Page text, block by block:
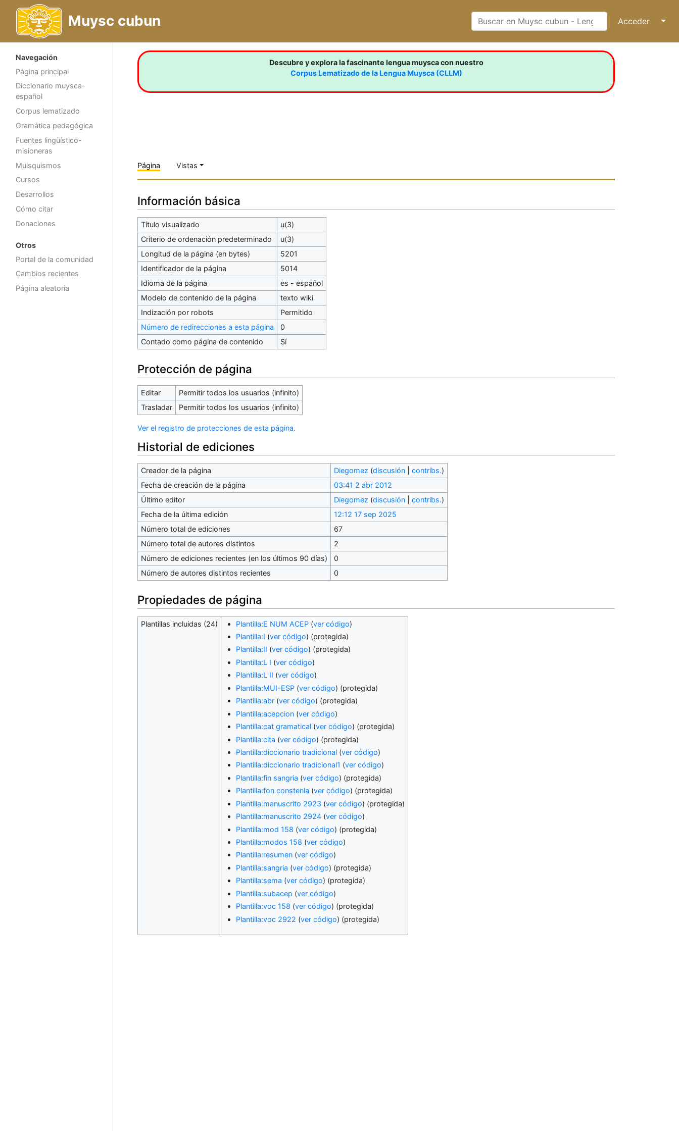
Muysc cubun Acceder ↓
Navegación
Página principal
Diccionario muysca-
español
Corpus lematizado
Gramática pedagógica
Fuentes lingüístico-
misioneras
Muisquismos
Cursos
Desarrollos
Cómo citar
Donaciones
Otros
Portal de la comunidad
Cambios recientes
Página aleatoria
Descubre y explora la fascinante lengua muysca con nuestro
Corpus Lematizado de la Lengua Muysca (CLLM)
Página Vistas
Información básica
Título visualizado
u(3)
Criterio de ordenación predeterminado
u(3)
Longitud de la página (en bytes)
5201
Identificador de la página
5014
Idioma de la página
es - español
Modelo de contenido de la página
texto wiki
Indización por robots
Permitido
Número de redirecciones a esta página
0
Contado como página de contenido
Sí
Protección de página
Editar
Permitir todos los usuarios (infinito)
Trasladar
Permitir todos los usuarios (infinito)
Ver el registro de protecciones de esta página.
Historial de ediciones
Creador de la página Diegomez (discusión| contribs.)
Fecha de creación de la página
03:41 2 abr 2012
Último editor
Diegomez (discusión| contribs.)
Fecha de la última edición
12:12 17 sep 2025
Número total de ediciones
67
Número total de autores distintos
2
Número de ediciones recientes (en los últimos 90 días)
0
Número de autores distintos recientes
0
Propiedades de página
Plantillas incluidas (24) Plantilla:E NUM ACEP(ver código)
Plantilla:I (ver código) (protegida)
Plantilla:II (ver código) (protegida)
Plantilla:L I (ver código)
Plantilla:L II (ver código)
Plantilla:MUI-ESP(ver código) (protegida)
Plantilla:abr(ver código) (protegida)
Plantilla:acepcion(ver código)
Plantilla:cat gramatical(ver código) (protegida)
Plantilla:cita (ver código) (protegida)
Plantilla:diccionario tradicional(ver código)
Plantilla:diccionario tradicional1 (ver código)
Plantilla:fin sangria (ver código) (protegida)
Plantilla:fon constenla (ver código) (protegida)
Plantilla:manuscrito 2923 (ver código) (protegida)
Plantilla:manuscrito 2924(ver código)
Plantilla:mod 158 (ver código) (protegida)
Plantilla:modos 158 (ver código)
Plantilla:resumen(ver código)
Plantilla:sangria (ver código) (protegida)
Plantilla:sema (ver código) (protegida)
Plantilla:subacep (ver código)
Plantilla:voc 158 (ver código) (protegida)
Plantilla:voc 2922 (ver código) (protegida)